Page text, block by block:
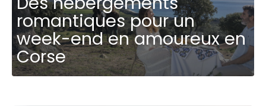
romantiques pour un
week-end en amoureux en
Corse